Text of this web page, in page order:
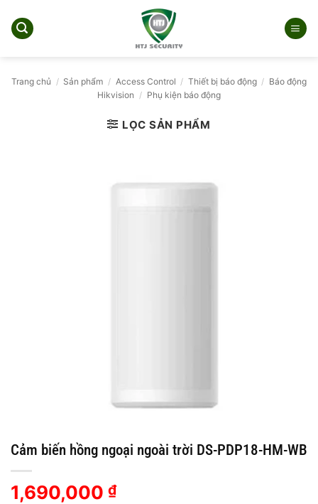
qua
Trang chủ / Sản phẩm / Access Control / Thiết bị báo động / Báo động
Hikvision / Phụ kiện báo động
LỌC SẢN PHẨM
Cảm biến hồng ngoại ngoài trời DS-PDP18-HM-WB
1,690,000 ₫